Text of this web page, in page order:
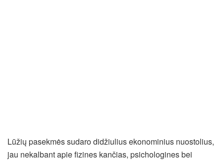
Lūžių pasekmės sudaro didžiulius ekonominius nuostolius,
jau nekalbant apie fizines kančias, psichologines bei